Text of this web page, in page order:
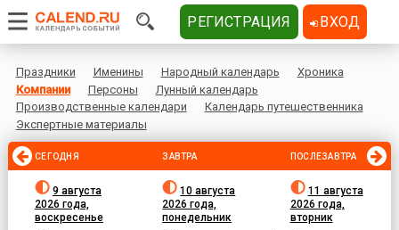
Праздники Именины Народный календарь
Хроника
Компании
Персоны
Лунный календарь
Производственные календари
Календарь путешественника
Экспертные материалы
СЕГОДНЯ
9 августа
2026 года,
воскресенье
ЗАВТРА
10 августа
2026 года,
понедельник
ПОСЛЕЗАВТРА
11 августа
2026 года,
вторник
РЕГИСТРАЦИЯ ВХОД